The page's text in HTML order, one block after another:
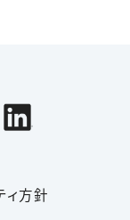
ィ方針